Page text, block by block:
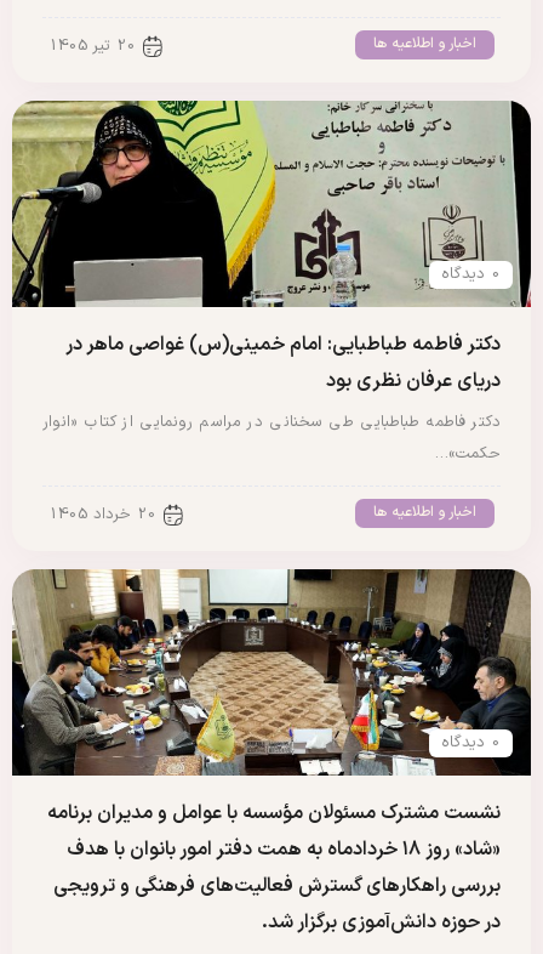
اخبار و اطلاعیه ها 20 تیر 1405
0 دیدگاه
دکتر فاطمه طباطبایی: امام خمینی(س) غواصی ماهر در
دریای عرفان نظری بود
دکتر فاطمه طباطبایی طی سخنانی در مراسم رونمایی از کتاب «انوار
حکمت»…
اخبار و اطلاعیه ها 20 خرداد 1405
0 دیدگاه
نشست مشترک مسئولان مؤسسه با عوامل و مدیران برنامه
«شاد» روز ۱۸ خردادماه به همت دفتر امور بانوان با هدف
بررسی راهکارهای گسترش فعالیت‌های فرهنگی و ترویجی
در حوزه دانش‌آموزی برگزار شد.